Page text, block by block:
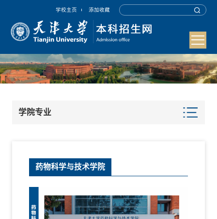
学校主页 添加收藏
学院专业
药物科学与技术学院